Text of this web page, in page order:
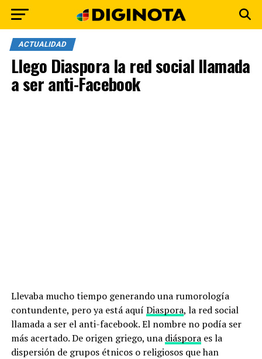
ACTUALIDAD
Llego Diaspora la red social llamada
a ser anti-Facebook
Llevaba mucho tiempo generando una rumorología
contundente, pero ya está aquí Diaspora, la red social
llamada a ser el anti-facebook. El nombre no podía ser
más acertado. De origen griego, una diásporaes la
dispersión de grupos étnicos o religiosos que han